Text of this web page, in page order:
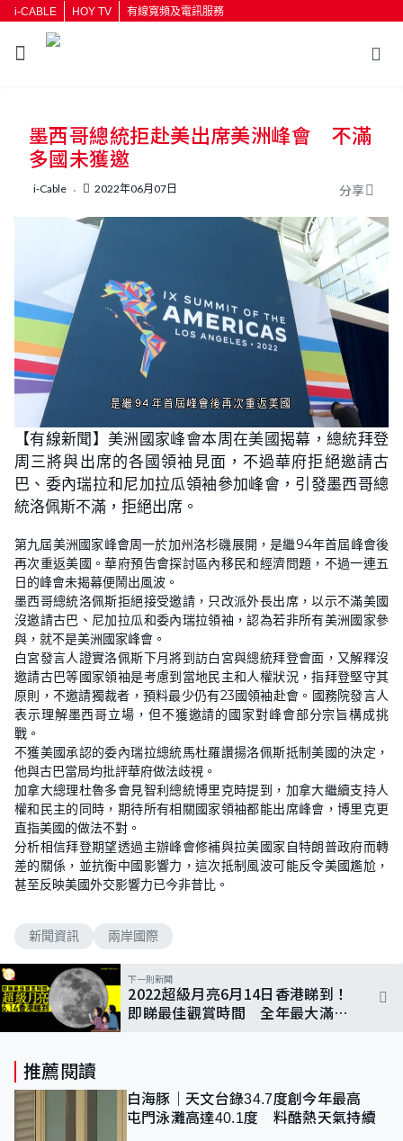
i-CABLE HOY TV 有線寬頻及電訊服務
按輸入鍵開始搜尋
墨西哥總統拒赴美出席美洲峰會 不滿
多國未獲邀
i-Cable 2022年06月07日 分享
n
m
t
e
o
a
d
e
d
:
3
5
.
%
【有線新聞】美洲國家峰會本周在美國揭幕，總統拜登
周三將與出席的各國領袖見面，不過華府拒絕邀請古
巴、委內瑞拉和尼加拉瓜領袖參加峰會，引發墨西哥總
統洛佩斯不滿，拒絕出席。
第九屆美洲國家峰會周一於加州洛杉磯展開，是繼94年首屆峰會後
再次重返美國。華府預告會探討區內移民和經濟問題，不過一連五
日的峰會未揭幕便鬧出風波。
墨西哥總統洛佩斯拒絕接受邀請，只改派外長出席，以示不滿美國
沒邀請古巴、尼加拉瓜和委內瑞拉領袖，認為若非所有美洲國家參
與，就不是美洲國家峰會。
白宮發言人證實洛佩斯下月將到訪白宮與總統拜登會面，又解釋沒
邀請古巴等國家領袖是考慮到當地民主和人權狀況，指拜登堅守其
原則，不邀請獨裁者，預料最少仍有23國領袖赴會。國務院發言人
表示理解墨西哥立場，但不獲邀請的國家對峰會部分宗旨構成挑
戰。
不獲美國承認的委內瑞拉總統馬杜羅讚揚洛佩斯抵制美國的決定，
他與古巴當局均批評華府做法歧視。
加拿大總理杜魯多會見智利總統博里克時提到，加拿大繼續支持人
權和民主的同時，期待所有相關國家領袖都能出席峰會，博里克更
直指美國的做法不對。
分析相信拜登期望透過主辦峰會修補與拉美國家自特朗普政府而轉
差的關係，並抗衡中國影響力，這次抵制風波可能反令美國尷尬，
甚至反映美國外交影響力已今非昔比。
新聞資訊 兩岸國際
下一則新聞
2022超級月亮6月14日香港睇到！
即睇最佳觀賞時間 全年最大滿月
推薦閱讀
白海豚｜天文台錄34.7度創今年最高
屯門泳灘高達40.1度 料酷熱天氣持續